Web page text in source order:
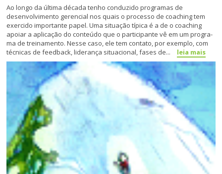
Ao longo da última década tenho conduzido progra­mas de
desenvolvimento gerencial nos quais o proces­so de coaching tem
exercido importante papel. Uma situação típica é a de o coaching
apoiar a aplica­ção do conteúdo que o participante vê em um progra­
ma de treinamento. Nesse caso, ele tem contato, por exemplo, com
técnicas de feedback, liderança situa­cional, fases de...
leia mais